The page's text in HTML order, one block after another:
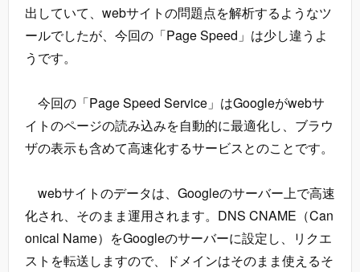
出していて、webサイトの問題点を解析するようなツ
ールでしたが、今回の「Page Speed」は少し違うよ
うです。
今回の「Page Speed Service」はGoogleがwebサ
イトのページの読み込みを自動的に最適化し、ブラウ
ザの表示も含めて高速化するサービスとのことです。
webサイトのデータは、Googleのサーバー上で高速
化され、そのまま運用されます。DNS CNAME（Can
onical Name）をGoogleのサーバーに設定し、リクエ
ストを転送しますので、ドメインはそのまま使えるそ